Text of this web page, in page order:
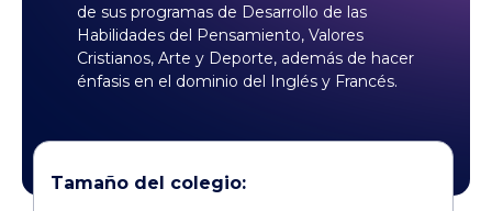
de sus programas de Desarrollo de las
Habilidades del Pensamiento, Valores
Cristianos, Arte y Deporte, además de hacer
énfasis en el dominio del Inglés y Francés.
Tamaño del colegio: